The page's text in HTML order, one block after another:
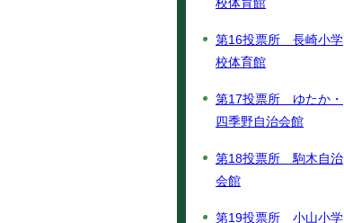
第16投票所 長崎小学
校体育館
第17投票所 ゆたか・
四季野自治会館
第18投票所 駒木自治
会館
第19投票所 小山小学